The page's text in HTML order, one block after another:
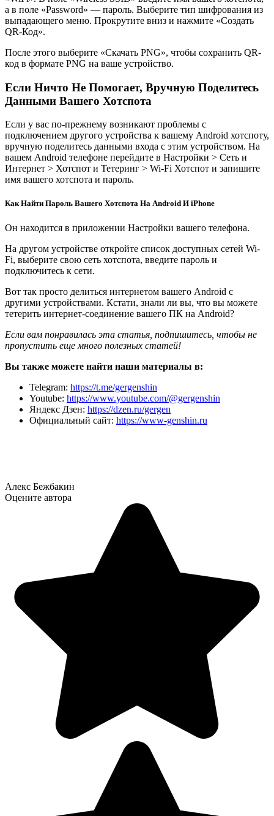
а в поле «Password» — пароль. Выберите тип шифрования из
выпадающего меню. Прокрутите вниз и нажмите «Создать
QR-Код».
После этого выберите «Скачать PNG», чтобы сохранить QR-
код в формате PNG на ваше устройство.
Если Ничто Не Помогает, Вручную Поделитесь
Данными Вашего Хотспота
Если у вас по-прежнему возникают проблемы с
подключением другого устройства к вашему Android хотспоту,
вручную поделитесь данными входа с этим устройством. На
вашем Android телефоне перейдите в Настройки > Сеть и
Интернет > Хотспот и Тетеринг > Wi-Fi Хотспот и запишите
имя вашего хотспота и пароль.
Как Найти Пароль Вашего Хотспота На Android И iPhone
Он находится в приложении Настройки вашего телефона.
На другом устройстве откройте список доступных сетей Wi-
Fi, выберите свою сеть хотспота, введите пароль и
подключитесь к сети.
Вот так просто делиться интернетом вашего Android с
другими устройствами. Кстати, знали ли вы, что вы можете
тетерить интернет-соединение вашего ПК на Android?
Если вам понравилась эта статья, подпишитесь, чтобы не
пропустить еще много полезных статей!
Вы также можете найти наши материалы в:
Telegram: https://t.me/gergenshin
Youtube: https://www.youtube.com/@gergenshin
Яндекс Дзен: https://dzen.ru/gergen
Официальный сайт: https://www-genshin.ru
Алекс Бежбакин
Оцените автора